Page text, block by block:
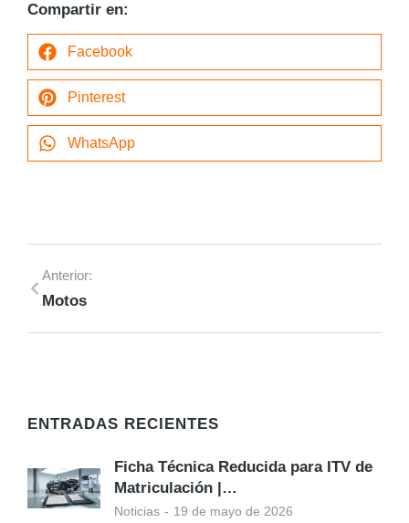
Compartir en:
Facebook
Pinterest
WhatsApp
Anterior:
Motos
ENTRADAS RECIENTES
Ficha Técnica Reducida para ITV de
Matriculación |…
Noticias 19 de mayo de 2026